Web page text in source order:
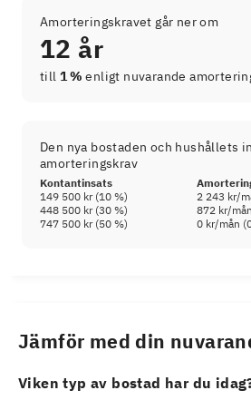
Amorteringskravet går ner om
12 år
till 1 % enligt nuvarande
Den nya bostaden och hushållets
amorteringskrav
Kontantinsats
149 500 kr(10 %) 2 243 kr/
448 500 kr(30 %) 872 kr/
747 500 kr(50 %) 0 kr/mån (
Jämför med din
Viken typ av bostad har du